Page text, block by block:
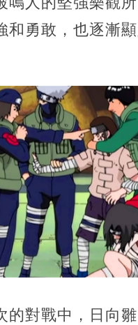
和勇敢，也逐漸
的對戰中，日向